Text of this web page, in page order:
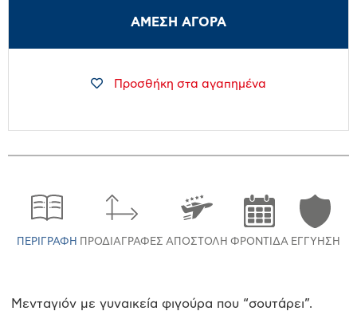
ΑΜΕΣΗ ΑΓΟΡΑ
Προσθήκη στα αγαπημένα
ΠΕΡΙΓΡΑΦΉ ΠΡΟΔΙΑΓΡΑΦΈΣ ΑΠΟΣΤΟΛΉ ΦΡΟΝΤΊΔΑ ΕΓΓΎΗΣΗ
Μενταγιόν με γυναικεία φιγούρα που “σουτάρει”.